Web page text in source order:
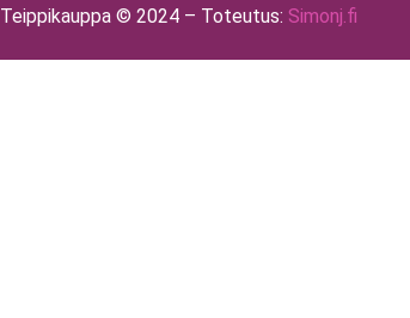
Teippikauppa © 2024 – Toteutus: Simonj.fi